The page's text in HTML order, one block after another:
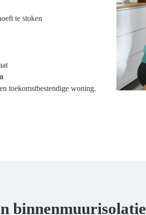
te stoken
toekomstbestendige woning.
binnenmuurisolatie